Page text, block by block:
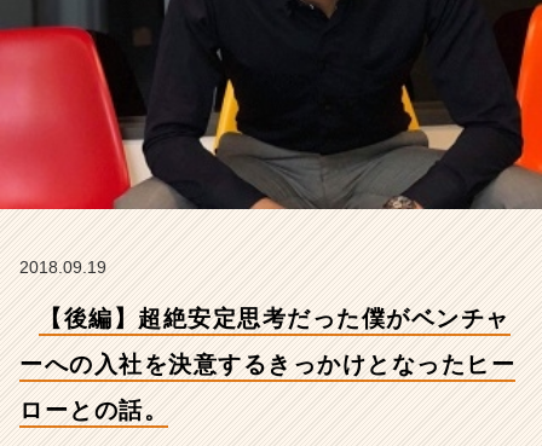
を
す
る
き
た
ヒ
ー
2018.09.19
【後編】超絶安定思考だった僕がベンチャ
ーへの入社を決意するきっかけとなったヒー
ローとの話。